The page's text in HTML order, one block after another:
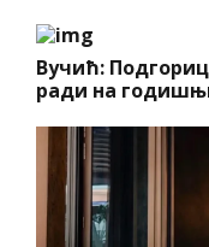
Вучић:
ради на